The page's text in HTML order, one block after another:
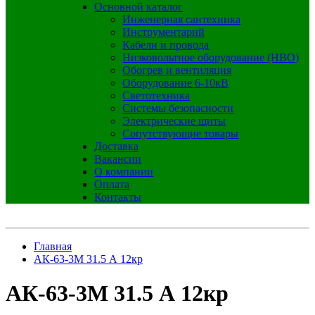
Основной каталог
Инженерная сантехника
Инструментарий
Кабели и провода
Низковольтное оборудование (НВО)
Обогрев и вентиляция
Оборудование 6-10кВ
Светотехника
Системы безопасности
Электрические щиты
Сопутствующие товары
Доставка
Вакансии
О компании
Оплата
Контакты
Главная
АК-63-3М 31.5 А 12кр
АК-63-3М 31.5 А 12кр